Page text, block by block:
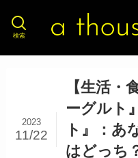
検索
【生活・
ーグルト
ト』：あ
はどっち
2023
11/22